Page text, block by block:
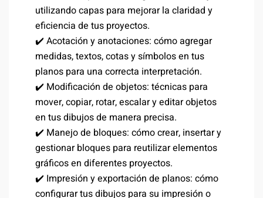
utilizando capas para mejorar la claridad y
eficiencia de tus proyectos.
✔️ Acotación y anotaciones: cómo agregar
medidas, textos, cotas y símbolos en tus
planos para una correcta interpretación.
✔️ Modificación de objetos: técnicas para
mover, copiar, rotar, escalar y editar objetos
en tus dibujos de manera precisa.
✔️ Manejo de bloques: cómo crear, insertar y
gestionar bloques para reutilizar elementos
gráficos en diferentes proyectos.
✔️ Impresión y exportación de planos: cómo
configurar tus dibujos para su impresión o